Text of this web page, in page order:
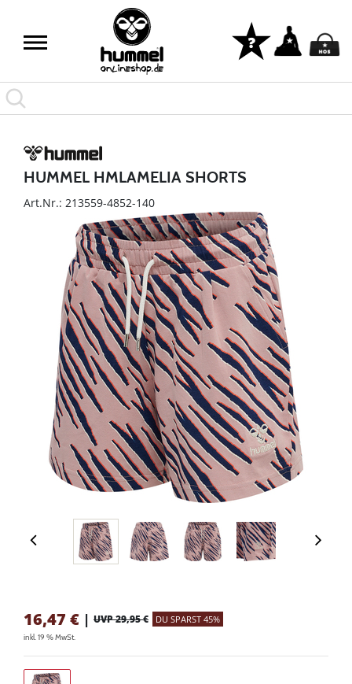
HUMMEL HMLAMELIA SHORTS
Art.Nr.: 213559-4852-140
16,47 € | UVP 29,95 € DU SPARST 45%
inkl. 19 % MwSt.